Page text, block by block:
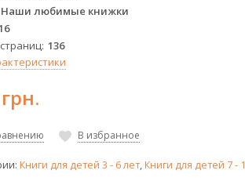
Наши любимые книжки
136
В избранное
Книги для детей 3 - 6 лет,Книги для детей 7 -